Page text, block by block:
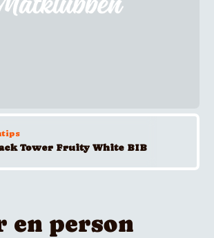
Tower Fruity White BIB
en person